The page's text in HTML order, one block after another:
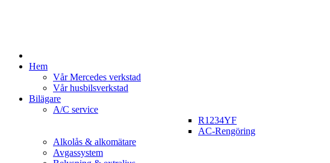
Hem
Vår Mercedes verkstad
Vår husbilsverkstad
Bilägare
A/C service
R1234YF
AC-Rengöring
Alkolås & alkomätare
Avgassystem